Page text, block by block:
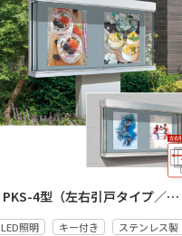
PKS-4型（左右引戸タイプ／自立・壁付）
LED照明 キー付き
ステンレス製